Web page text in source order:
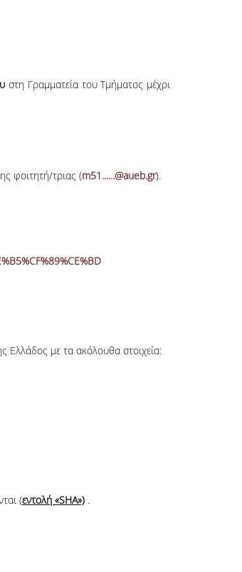
στη Γραμματεία του Τμήματος μέχρι
φοιτητή/τριας (m51......@aueb.gr).
με τα ακόλουθα στοιχεία:
(εντολή «SHA»).